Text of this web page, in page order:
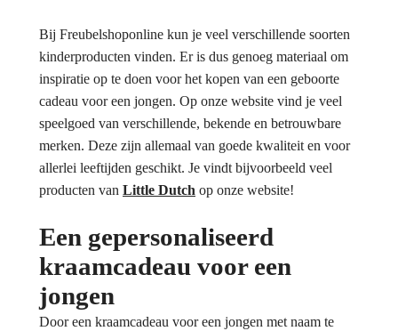
Bij Freubelshoponline kun je veel verschillende soorten
kinderproducten vinden. Er is dus genoeg materiaal om
inspiratie op te doen voor het kopen van een geboorte
cadeau voor een jongen. Op onze website vind je veel
speelgoed van verschillende, bekende en betrouwbare
merken. Deze zijn allemaal van goede kwaliteit en voor
allerlei leeftijden geschikt. Je vindt bijvoorbeeld veel
producten van Little Dutch op onze website!
Een gepersonaliseerd
kraamcadeau voor een
jongen
Door een kraamcadeau voor een jongen met naam te